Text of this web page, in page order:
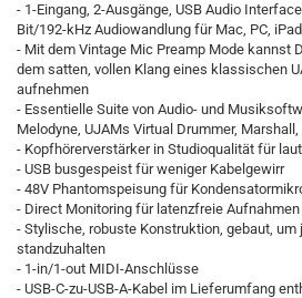
- 1-Eingang, 2-Ausgänge, USB Audio
Bit/192-kHz Audiowandlung für Mac, PC,
- Mit dem Vintage Mic Preamp Mode kannst
dem satten, vollen Klang eines klassischen
aufnehmen
- Essentielle Suite von Audio- und
Melodyne, UJAMs Virtual Drummer,
- Kopfhörerverstärker in Studioqualität für
- USB busgespeist für weniger Kabelgewirr
- 48V Phantomspeisung für
- Direct Monitoring für latenzfreie Aufnahmen
- Stylische, robuste Konstruktion, gebaut, um
standzuhalten
- 1-in/1-out MIDI-Anschlüsse
- USB-C-zu-USB-A-Kabel im Lieferumfang